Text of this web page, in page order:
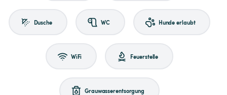
Dusche WC Hunde erlaubt
WiFi Feuerstelle
Grauwasserentsorgung